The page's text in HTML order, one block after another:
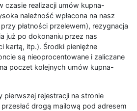
czasie realizacji umów kupna-
należność wpłacona na nasz
płatności przelewem), rezygnacja
już po dokonaniu przez nas
kartą, itp.). Środki pieniężne
są nieoprocentowane i zaliczane
poczet kolejnych umów kupna-
pierwszej rejestracji na stronie
drogą mailową pod adresem